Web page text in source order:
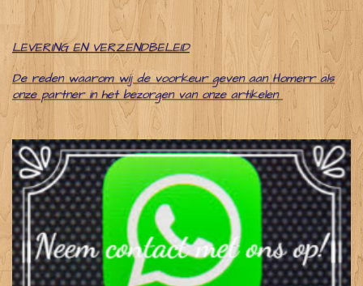
LEVERING EN VERZENDBELEID
De reden waarom wij de voorkeur geven aan Homerr als
onze partner in het bezorgen van onze artikelen